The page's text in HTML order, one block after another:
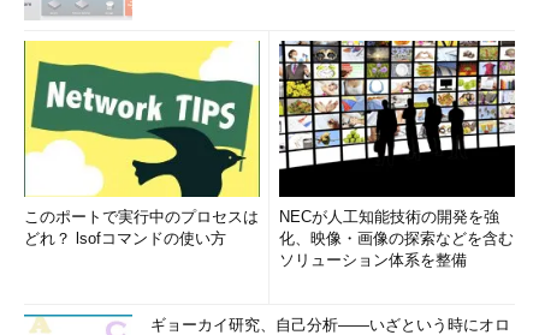
このポートで実行中のプロセスは
どれ？ lsofコマンドの使い方
NECが人工知能技術の開発を強
化、映像・画像の探索などを含む
ソリューション体系を整備
ギョーカイ研究、自己分析――いざという時にオロ